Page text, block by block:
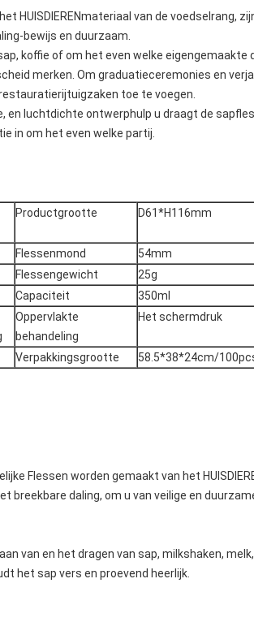
het HUISDIERENmateriaal van de
bewijs en duurzaam.
koffie of om het even welke eigengemaakte
merken. Om graduatieceremonies en
toe te voegen.
en luchtdichte ontwerphulp u draagt de
in om het even welke partij.
Productgrootte D61*H116mm
Flessenmond
54mm
Flessengewicht
25g
Capaciteit
350ml
Oppervlakte
behandeling
Het schermdruk
Verpakkingsgrootte 58.5*38*24cm/
Flessen worden gemaakt van het
breekbare daling, om u van veilige en
van en het dragen van sap, milkshaken,
het sap vers en proevend heerlijk.